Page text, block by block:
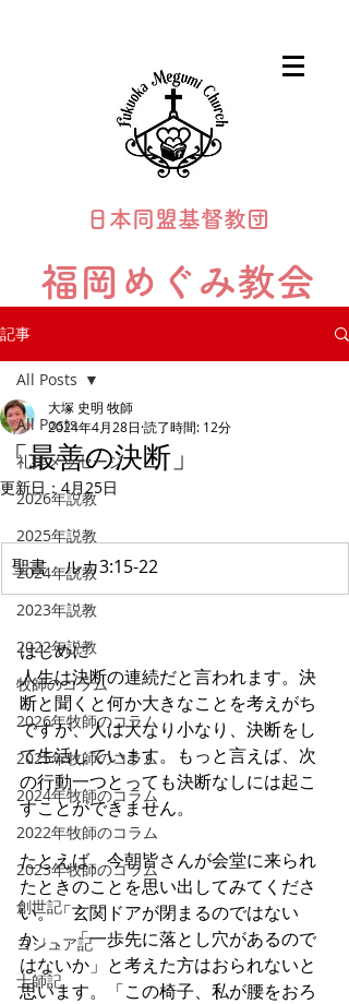
日本同盟基督教団
福岡めぐみ教会
記事
All Posts
礼拝メッセージ
2026年説教
2025年説教
2024年説教
2023年説教
2022年説教
牧師のコラム
2026年牧師のコラム
2025年牧師のコラム
2024年牧師のコラム
2022年牧師のコラム
2023年牧師のコラム
創世記
ヨシュア記
士師記
All Posts
「最善の決断」
大塚 史明 牧師
2024年4月28日 読了時間: 12分
更新日： 4月25日
聖書　ルカ3:15-22
はじめに
人生は決断の連続だと言われます。決
断と聞くと何か大きなことを考えがち
ですが、人は大なり小なり、決断をし
て生活しています。もっと言えば、次
の行動一つとっても決断なしには起こ
すことができません。
たとえば、今朝皆さんが会堂に来られ
たときのことを思い出してみてくださ
い。「玄関ドアが閉まるのではない
か」、「一歩先に落とし穴があるので
はないか」と考えた方はおられないと
思います。「この椅子、私が腰をおろ